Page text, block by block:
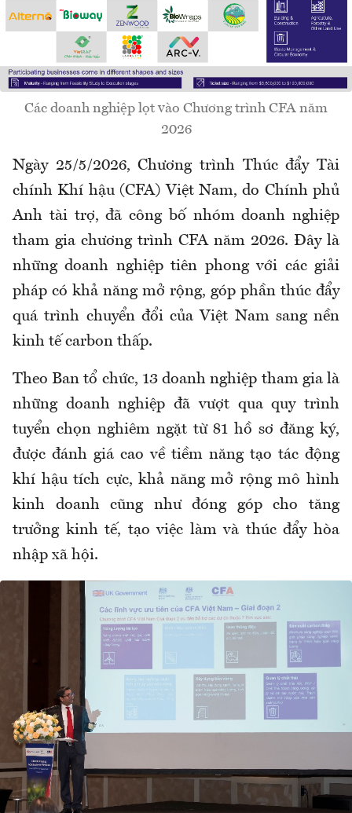
Các doanh nghiệp lọt vào Chương trình CFA năm
2026
Ngày 25/5/2026, Chương trình Thúc đẩy Tài
chính Khí hậu (CFA) Việt Nam, do Chính phủ
Anh tài trợ, đã công bố nhóm doanh nghiệp
tham gia chương trình CFA năm 2026. Đây là
những doanh nghiệp tiên phong với các giải
pháp có khả năng mở rộng, góp phần thúc đẩy
quá trình chuyển đổi của Việt Nam sang nền
kinh tế carbon thấp.
Theo Ban tổ chức, 13 doanh nghiệp tham gia là
những doanh nghiệp đã vượt qua quy trình
tuyển chọn nghiêm ngặt từ 81 hồ sơ đăng ký,
được đánh giá cao về tiềm năng tạo tác động
khí hậu tích cực, khả năng mở rộng mô hình
kinh doanh cũng như đóng góp cho tăng
trưởng kinh tế, tạo việc làm và thúc đẩy hòa
nhập xã hội.